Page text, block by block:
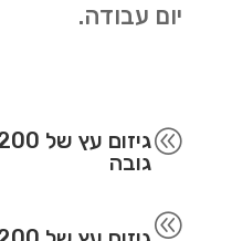
יום עבודה.
@
גובה
@